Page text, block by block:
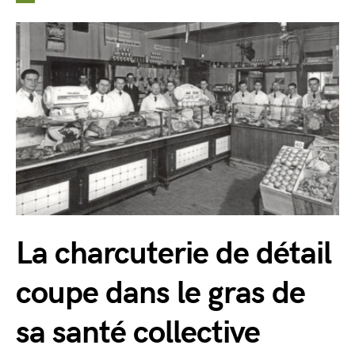
La charcuterie de détail
coupe dans le gras de
sa santé collective